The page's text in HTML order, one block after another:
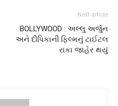
Next article
BOLLYWOOD : અલ્લુ અર્જુન
અને દીપિકાની ફિલ્મનું ટાઈટલ
રાકા જાહેર થયુંં